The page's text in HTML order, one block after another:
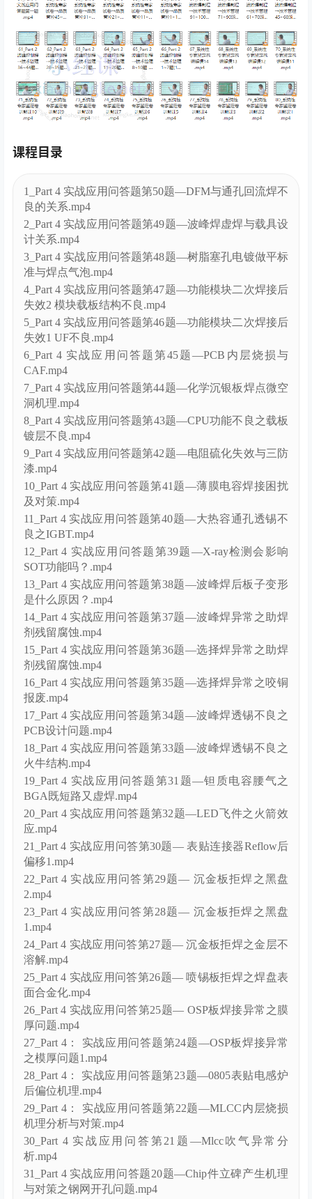
课程目录
1_Part 4 实战应用问答题第50题—DFM与通孔回流焊不
良的关系.mp4
2_Part 4 实战应用问答题第49题—波峰焊虚焊与载具设
计关系.mp4
3_Part 4 实战应用问答题第48题—树脂塞孔电镀做平标
准与焊点气泡.mp4
4_Part 4 实战应用问答题第47题—功能模块二次焊接后
失效2 模块载板结构不良.mp4
5_Part 4 实战应用问答题第46题—功能模块二次焊接后
失效1 UF不良.mp4
6_Part 4 实战应用问答题第45题—PCB内层烧损与
CAF.mp4
7_Part 4 实战应用问答题第44题—化学沉银板焊点微空
洞机理.mp4
8_Part 4 实战应用问答题第43题—CPU功能不良之载板
镀层不良.mp4
9_Part 4 实战应用问答题第42题—电阻硫化失效与三防
漆.mp4
10_Part 4 实战应用问答题第41题—薄膜电容焊接困扰
及对策.mp4
11_Part 4 实战应用问答题第40题—大热容通孔透锡不
良之IGBT.mp4
12_Part 4 实战应用问答题第39题—X-ray检测会影响
SOT功能吗？.mp4
13_Part 4 实战应用问答题第38题—波峰焊后板子变形
是什么原因？.mp4
14_Part 4 实战应用问答题第37题—波峰焊异常之助焊
剂残留腐蚀.mp4
15_Part 4 实战应用问答题第36题—选择焊异常之助焊
剂残留腐蚀.mp4
16_Part 4 实战应用问答题第35题—选择焊异常之咬铜
报废.mp4
17_Part 4 实战应用问答题第34题—波峰焊透锡不良之
PCB设计问题.mp4
18_Part 4 实战应用问答题第33题—波峰焊透锡不良之
火牛结构.mp4
19_Part 4 实战应用问答题第31题—钽质电容腰气之
BGA既短路又虚焊.mp4
20_Part 4 实战应用问答题第32题—LED飞件之火箭效
应.mp4
21_Part 4 实战应用问答第30题— 表贴连接器Reflow后
偏移1.mp4
22_Part 4 实战应用问答第29题— 沉金板拒焊之黑盘
2.mp4
23_Part 4 实战应用问答第28题— 沉金板拒焊之黑盘
1.mp4
24_Part 4 实战应用问答第27题— 沉金板拒焊之金层不
溶解.mp4
25_Part 4 实战应用问答第26题— 喷锡板拒焊之焊盘表
面合金化.mp4
26_Part 4 实战应用问答第25题— OSP板焊接异常之膜
厚问题.mp4
27_Part 4： 实战应用问答题第24题—OSP板焊接异常
之模厚问题1.mp4
28_Part 4： 实战应用问答题第23题—0805表贴电感炉
后偏位机理.mp4
29_Part 4： 实战应用问答题第22题—MLCC内层烧损
机理分析与对策.mp4
30_Part 4 实战应用问答第21题—Mlcc吹气异常分
析.mp4
31_Part 4 实战应用问答题20题—Chip件立碑产生机理
与对策之钢网开孔问题.mp4